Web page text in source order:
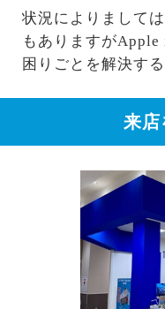
状況によりまして
もありますがApple
困りごとを解決す
来店